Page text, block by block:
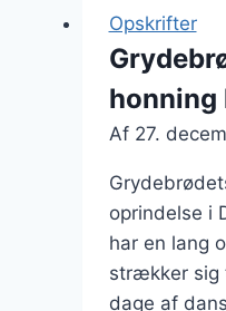
Opskrifter
honning
Af 27.
oprindelse i
har en lang
strækker sig
dage af